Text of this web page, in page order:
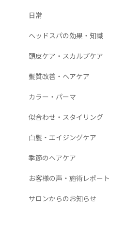
日常
ヘッドスパの効果・知識
頭皮ケア・スカルプケア
髪質改善・ヘアケア
カラー・パーマ
似合わせ・スタイリング
白髪・エイジングケア
季節のヘアケア
お客様の声・施術レポート
サロンからのお知らせ